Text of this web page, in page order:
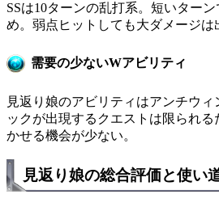
SSは10ターンの乱打系。短いター
め。弱点ヒットしても大ダメージは
需要の少ないWアビリティ
見返り娘のアビリティはアンチウィ
ックが出現するクエストは限られ
かせる機会が少ない。
見返り娘の総合評価と使い